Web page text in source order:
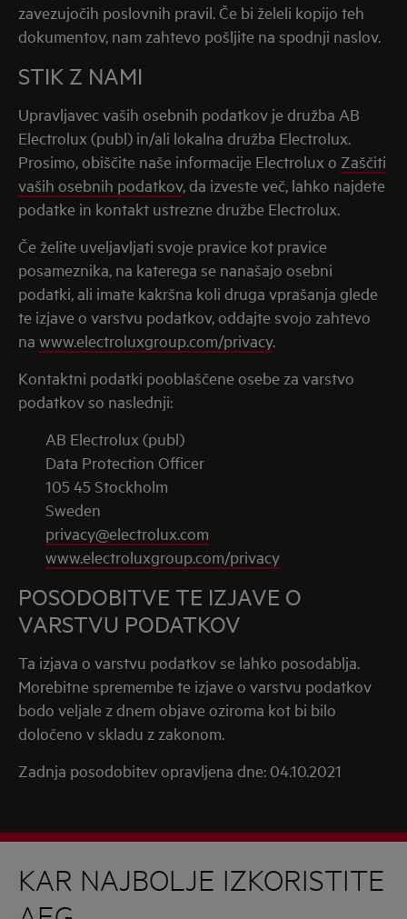
zavezujočih poslovnih pravil. Če bi želeli kopijo teh
dokumentov, nam zahtevo pošljite na spodnji naslov.
STIK Z NAMI
Upravljavec vaših osebnih podatkov je družba AB
Electrolux (publ) in/ali lokalna družba Electrolux.
Prosimo, obiščite naše informacije Electrolux o Zaščiti
vaših osebnih podatkov, da izveste več, lahko najdete
podatke in kontakt ustrezne družbe Electrolux.
Če želite uveljavljati svoje pravice kot pravice
posameznika, na katerega se nanašajo osebni
podatki, ali imate kakršna koli druga vprašanja glede
te izjave o varstvu podatkov, oddajte svojo zahtevo
na www.electroluxgroup.com/privacy.
Kontaktni podatki pooblaščene osebe za varstvo
podatkov so naslednji:
AB Electrolux (publ)
Data Protection Officer
105 45 Stockholm
Sweden
privacy@electrolux.com
www.electroluxgroup.com/privacy
POSODOBITVE TE IZJAVE O
VARSTVU PODATKOV
Ta izjava o varstvu podatkov se lahko posodablja.
Morebitne spremembe te izjave o varstvu podatkov
bodo veljale z dnem objave oziroma kot bi bilo
določeno v skladu z zakonom.
Zadnja posodobitev opravljena dne: 04.10.2021
KAR NAJBOLJE IZKORISTITE